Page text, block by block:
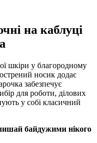
на каблуці
шкіри у благородному
носик додає
забезпечує
для роботи, ділових
у собі класичний
байдужими нікого